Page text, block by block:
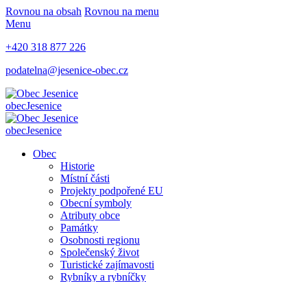
Rovnou na obsah Rovnou na menu
Menu
+420 318 877 226
podatelna@jesenice-obec.cz
obecJesenice
obecJesenice
Obec
Historie
Místní části
Projekty podpořené EU
Obecní symboly
Atributy obce
Památky
Osobnosti regionu
Společenský život
Turistické zajímavosti
Rybníky a rybníčky